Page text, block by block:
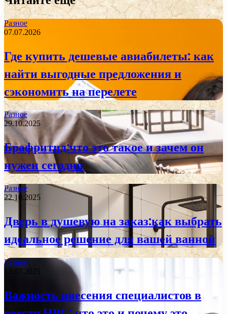
Разное
07.07.2026
Где купить дешевые авиабилеты: как
найти выгодные предложения и
сэкономить на перелете
Разное
29.10.2025
Брафритид:что это такое и зачем он
нужен сегодня
Разное
22.10.2025
Дверь в душевую на заказ:как выбрать
идеальное решение для вашей ванной
Разное
13.07.2025
Важность внесения специалистов в